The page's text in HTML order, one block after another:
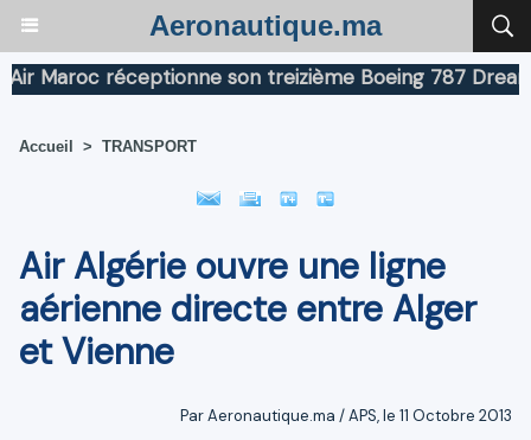
Aeronautique.ma
Maroc réceptionne son treizième Boeing 787
Accueil > TRANSPORT
Air Algérie ouvre une ligne
aérienne directe entre Alger
et Vienne
Par Aeronautique.ma / APS, le 11 Octobre 2013